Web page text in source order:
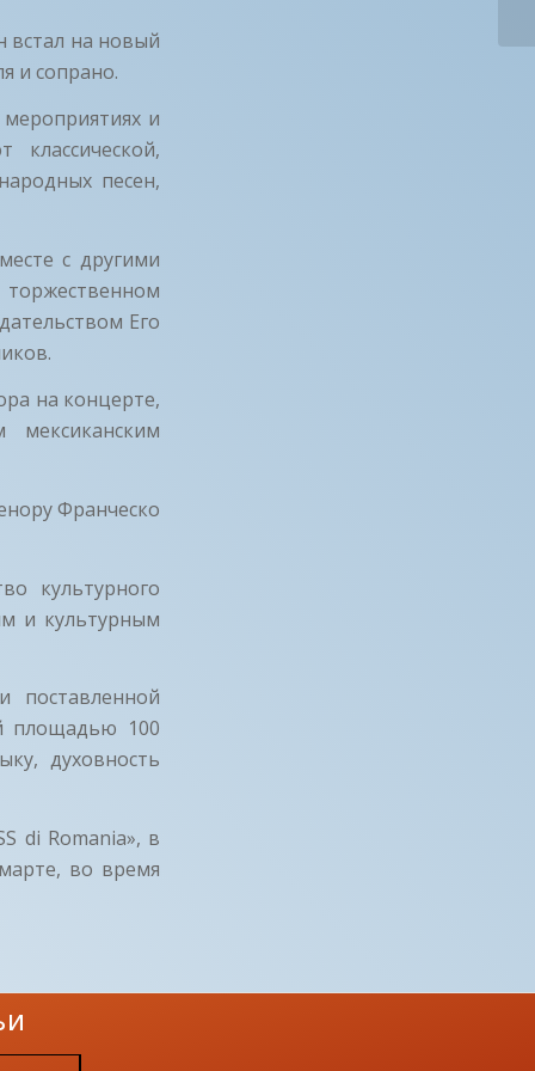
встал на новый
и сопрано.
и
песен,
с другими
Его
на концерте,
Франческо
культурного
и культурным
поставленной
площадью 100
духовность
di Romania», в
во время